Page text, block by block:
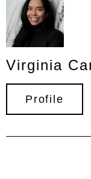
Virginia
Profile